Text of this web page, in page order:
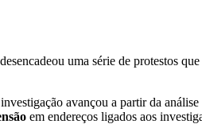
uma série de protestos
avançou a partir da análise
em endereços ligados aos